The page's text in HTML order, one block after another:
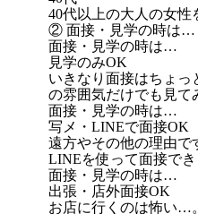
40代以上の大人の女性
② 面接・見学の時は…
面接・見学の時は…
見学のみOK
いきなり面接はちょ
の雰囲気だけでも見て
面接・見学の時は…
写メ・LINEで面接OK
遠方やその他の理由で
LINEを使って面接でき
面接・見学の時は…
出張・店外面接OK
お店に行くのは怖い…